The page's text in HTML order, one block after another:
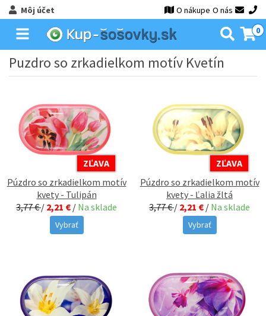
Môj účet O nákupe O nás
0
Puzdro so zrkadielkom motív Kvetín
ZĽAVA
Púzdro so zrkadielkom motív
kvety - Tulipán
3,77 €/ 2,21 € / Na sklade
Vybrať
ZĽAVA
Púzdro so zrkadielkom motív
kvety - Ľalia žltá
3,77 €/ 2,21 € / Na sklade
Vybrať